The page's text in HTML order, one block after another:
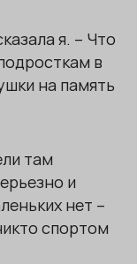
я. – Что
в
на память
там
и
нет –
спортом